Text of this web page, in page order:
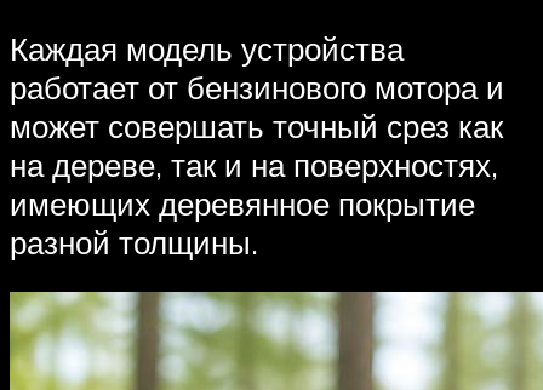
Каждая модель устройства
работает от бензинового мотора и
может совершать точный срез как
на дереве, так и на поверхностях,
имеющих деревянное покрытие
разной толщины.